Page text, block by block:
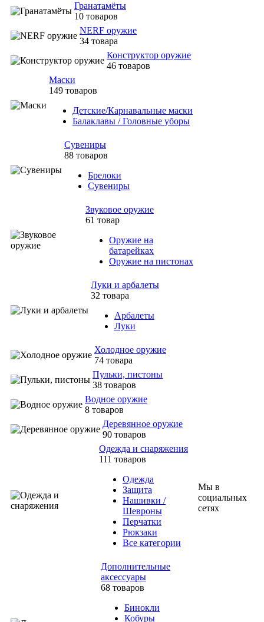
Гранатамёты
10 товаров
NERF оружие
34 товара
Конструктор оружие
46 товаров
Маски
149 товаров
Детские/Карнавальные маски
Балаклавы / Головные уборы
Сувениры
88 товаров
Брелоки
Сувениры
Звуковое оружие
61 товар
Оружие на
батарейках
Оружие на пистонах
Луки и арбалеты
32 товара
Арбалеты
Луки
Холодное оружие
74 товара
Пульки, пистоны
38 товаров
Водное оружие
8 товаров
Деревянное оружие
90 товаров
Одежда и снаряжения
111 товаров
Одежда
Защита
Нашивки /
Шевроны
Перчатки
Рюкзаки
Все категории
Дополнительные
аксессуары
68 товаров
Бинокли
Кобуры
Мы в
социальных
сетях